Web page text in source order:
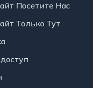
Посетите Нас
Только Тут